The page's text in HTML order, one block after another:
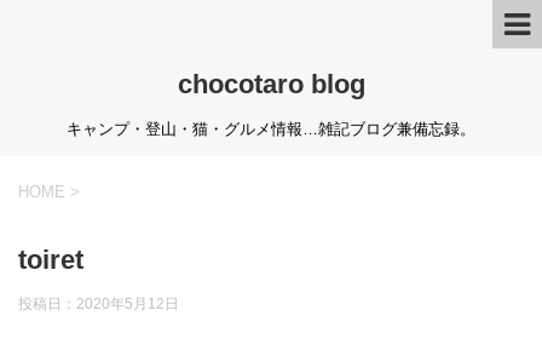
chocotaro blog
キャンプ・登山・猫・グルメ情報…雑記ブログ兼備忘録。
HOME >
toiret
投稿日： 2020年5月12日